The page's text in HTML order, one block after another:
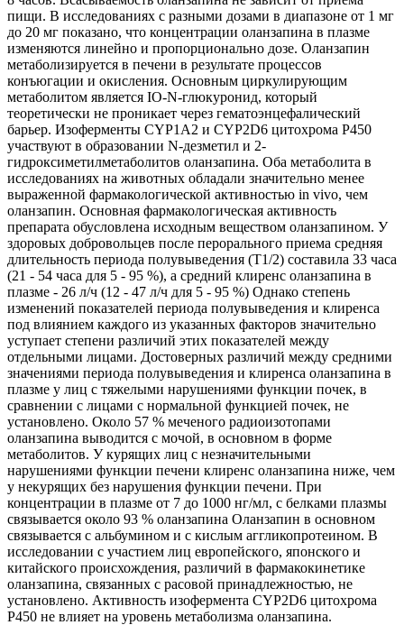
пищи. В исследованиях с разными дозами в диапазоне от 1 мг
до 20 мг показано, что концентрации оланзапина в плазме
изменяются линейно и пропорционально дозе. Оланзапин
метаболизируется в печени в результате процессов
конъюгации и окисления. Основным циркулирующим
метаболитом является IO-N-глюкуронид, который
теоретически не проникает через гематоэнцефалический
барьер. Изоферменты CYP1A2 и CYP2D6 цитохрома Р450
участвуют в образовании N-дезметил и 2-
гидроксиметилметаболитов оланзапина. Оба метаболита в
исследованиях на животных обладали значительно менее
выраженной фармакологической активностью in vivo, чем
оланзапин. Основная фармакологическая активность
препарата обусловлена исходным веществом оланзапином. У
здоровых добровольцев после перорального приема средняя
длительность периода полувыведения (Т1/2) составила 33 часа
(21 - 54 часа для 5 - 95 %), а средний клиренс оланзапина в
плазме - 26 л/ч (12 - 47 л/ч для 5 - 95 %) Однако степень
изменений показателей периода полувыведения и клиренса
под влиянием каждого из указанных факторов значительно
уступает степени различий этих показателей между
отдельными лицами. Достоверных различий между средними
значениями периода полувыведения и клиренса оланзапина в
плазме у лиц с тяжелыми нарушениями функции почек, в
сравнении с лицами с нормальной функцией почек, не
установлено. Около 57 % меченого радиоизотопами
оланзапина выводится с мочой, в основном в форме
метаболитов. У курящих лиц с незначительными
нарушениями функции печени клиренс оланзапина ниже, чем
у некурящих без нарушения функции печени. При
концентрации в плазме от 7 до 1000 нг/мл, с белками плазмы
связывается около 93 % оланзапина Оланзапин в основном
связывается с альбумином и с кислым аггликопротеином. В
исследовании с участием лиц европейского, японского и
китайского происхождения, различий в фармакокинетике
оланзапина, связанных с расовой принадлежностью, не
установлено. Активность изофермента CYP2D6 цитохрома
Р450 не влияет на уровень метаболизма оланзапина.